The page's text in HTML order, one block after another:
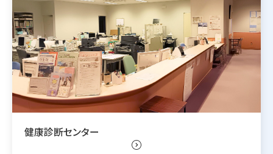
健康診断センター
expand_circle_right